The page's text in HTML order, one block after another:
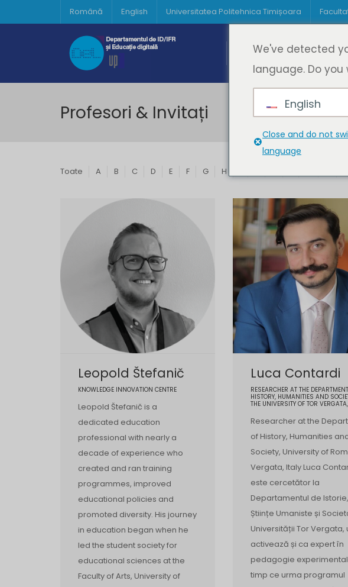
Română English Universitatea Politehnica Timișoara
Acasă
Cine
Profesori & Invitați
Toate A B C D E F G H
Leopold Štefanič
KNOWLEDGE INNOVATION CENTRE
Leopold Štefanič is a
dedicated education
professional with nearly a
decade of experience who
created and ran training
programmes, improved
educational policies and
promoted diversity. His journey
in education began when he
led the student society for
educational sciences at the
Faculty of Arts, University of
Luca Contardi
RESEARCHER AT THE
HISTORY, HUMANITIES AND
THE UNIVERSITY OF TOR
Researcher at the
of History, Humanities
Society, University of
Vergata, Italy Luca
este cercetător la
Departamentul de Istorie,
Științe Umaniste și
Universității Tor Vergata,
activează și ca expert în
pedagogie
timp ce urma programul
We've detected
language. Do
English
Close and do not
language